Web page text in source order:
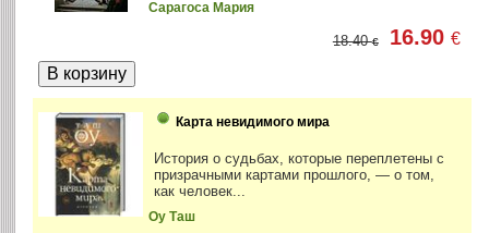
Сарагоса Мария
18.40€ 16.90€
Карта невидимого мира
История о судьбах, которые переплетены с
призрачными картами прошлого, — о том,
как человек...
Оу Таш